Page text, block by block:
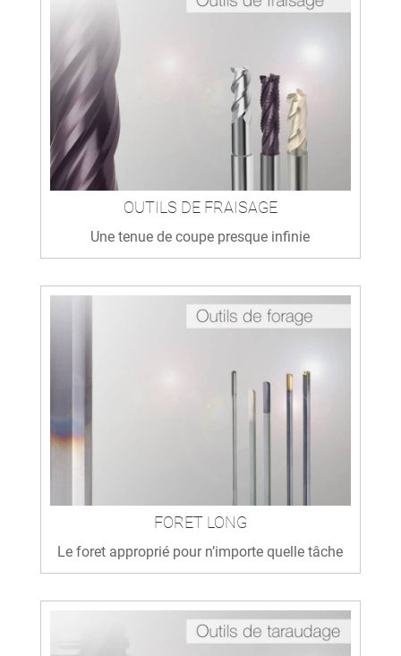
OUTILS DE FRAISAGE
Une tenue de coupe presque infinie
FORET LONG
Le foret approprié pour n’importe quelle tâche